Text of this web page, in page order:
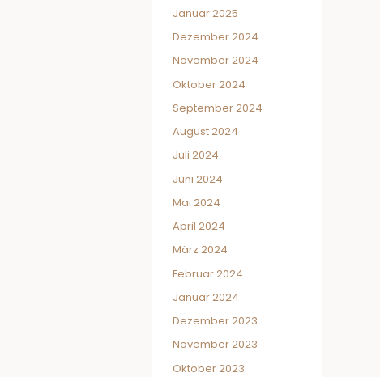
Januar 2025
Dezember 2024
November 2024
Oktober 2024
September 2024
August 2024
Juli 2024
Juni 2024
Mai 2024
April 2024
März 2024
Februar 2024
Januar 2024
Dezember 2023
November 2023
Oktober 2023